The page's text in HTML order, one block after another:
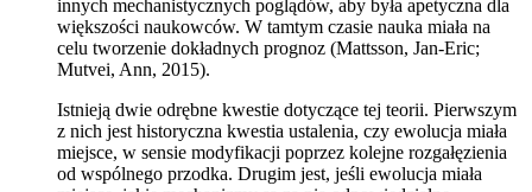
innych mechanistycznych poglądów, aby była apetyczna dla
większości naukowców. W tamtym czasie nauka miała na
celu tworzenie dokładnych prognoz (Mattsson, Jan-Eric;
Mutvei, Ann, 2015).
Istnieją dwie odrębne kwestie dotyczące tej teorii. Pierwszym
z nich jest historyczna kwestia ustalenia, czy ewolucja miała
miejsce, w sensie modyfikacji poprzez kolejne rozgałęzienia
od wspólnego przodka. Drugim jest, jeśli ewolucja miała